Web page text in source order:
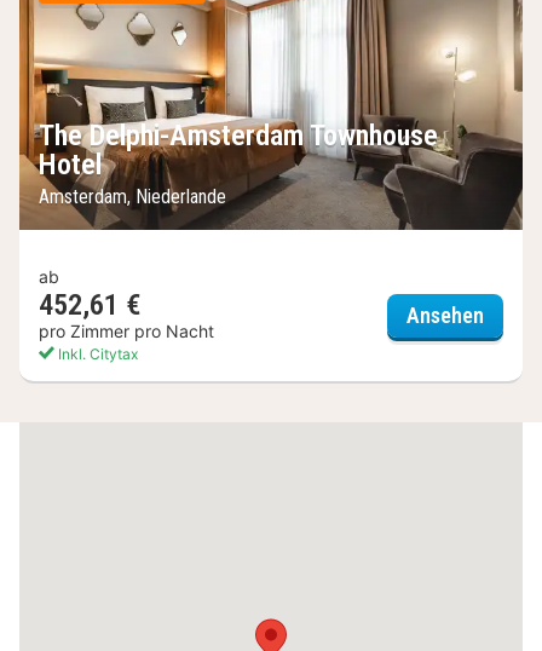
The Delphi-Amsterdam Townhouse
Hotel
Amsterdam, Niederlande
ab
452,61 €
pro Zimmer pro Nacht
Inkl. Citytax
Ansehen